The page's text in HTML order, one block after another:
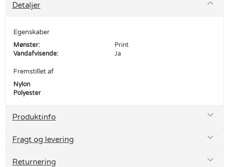
Detaljer
Egenskaber
Mønster:
Print
Vandafvisende:
Ja
Fremstillet af
Nylon
Polyester
Produktinfo
Fragt og levering
Returnering